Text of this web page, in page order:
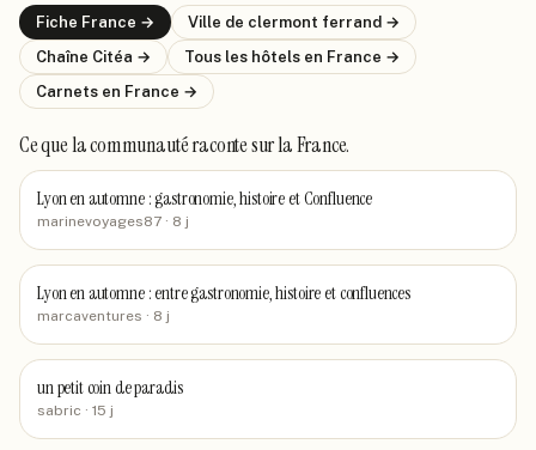
Fiche France → Ville de clermont ferrand →
Chaîne Citéa → Tous les hôtels en France →
Carnets en France →
Ce que la communauté racontesur la France.
Lyon en automne : gastronomie, histoire et Confluence
marinevoyages87 · 8 j
Lyon en automne : entre gastronomie, histoire et confluences
marcaventures · 8 j
un petit coin de paradis
sabric · 15 j